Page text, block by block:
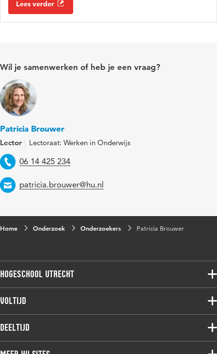
Lees verder
Wil je samenwerken of heb je een vraag?
Patricia Brouwer
Lector Lectoraat: Werken in Onderwijs
Telefoon
06 14 425 234
Email
patricia.brouwer@hu.nl
Home Onderzoek Onderzoekers Patricia Brouwer
Hogeschool Utrecht
Voltijdopleidingen
Onderzoek
Voltijd
Associate degree
Deeltijd
Associate degree